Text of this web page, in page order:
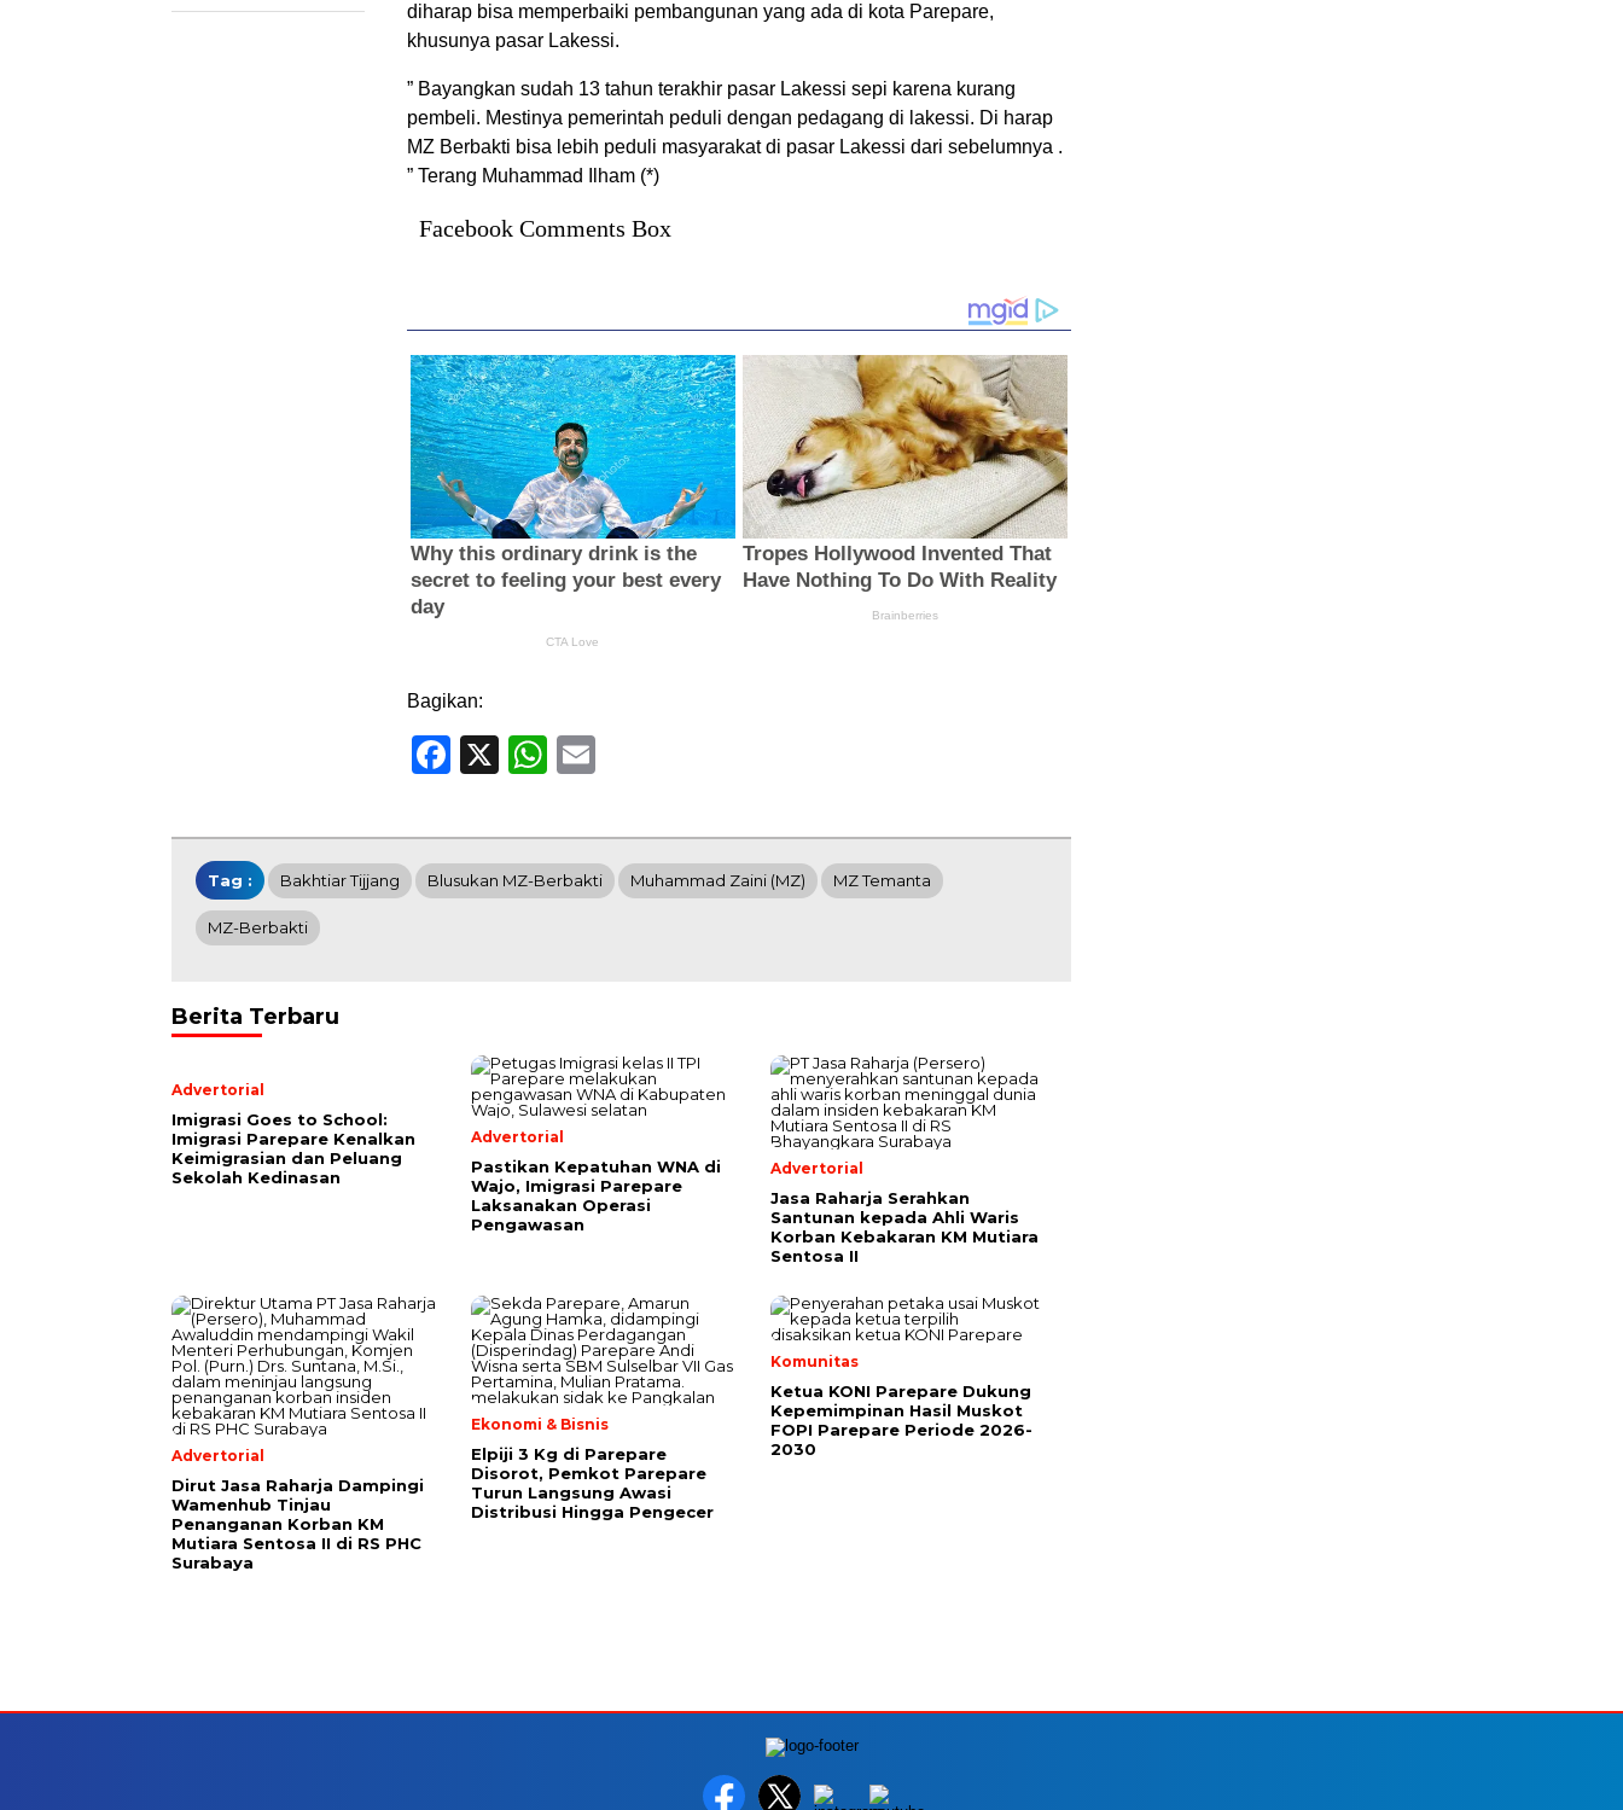
diharap bisa memperbaiki pembangunan yang ada di kota Parepare,
khusunya pasar Lakessi.
” Bayangkan sudah 13 tahun terakhir pasar Lakessi sepi karena kurang
pembeli. Mestinya pemerintah peduli dengan pedagang di lakessi. Di harap
MZ Berbakti bisa lebih peduli masyarakat di pasar Lakessi dari sebelumnya .
” Terang Muhammad Ilham (*)
Facebook Comments Box
Bagikan:
Facebook
X WhatsApp
Tag : Bakhtiar Tijjang Blusukan MZ-Berbakti Muhammad Zaini (MZ) MZ Temanta
MZ-Berbakti
Berita Terbaru
Advertorial
Imigrasi Goes to School:
Imigrasi Parepare Kenalkan
Keimigrasian dan Peluang
Sekolah Kedinasan
Advertorial
Pastikan Kepatuhan WNA di
Wajo, Imigrasi Parepare
Laksanakan Operasi
Pengawasan
Advertorial
Jasa Raharja Serahkan
Santunan kepada Ahli Waris
Korban Kebakaran KM Mutiara
Sentosa II
Advertorial
Dirut Jasa Raharja Dampingi
Wamenhub Tinjau
Penanganan Korban KM
Mutiara Sentosa II di RS PHC
Surabaya
Ekonomi & Bisnis
Elpiji 3 Kg di Parepare
Disorot, Pemkot Parepare
Turun Langsung Awasi
Distribusi Hingga Pengecer
Komunitas
Ketua KONI Parepare Dukung
Kepemimpinan Hasil Muskot
FOPI Parepare Periode 2026-
2030